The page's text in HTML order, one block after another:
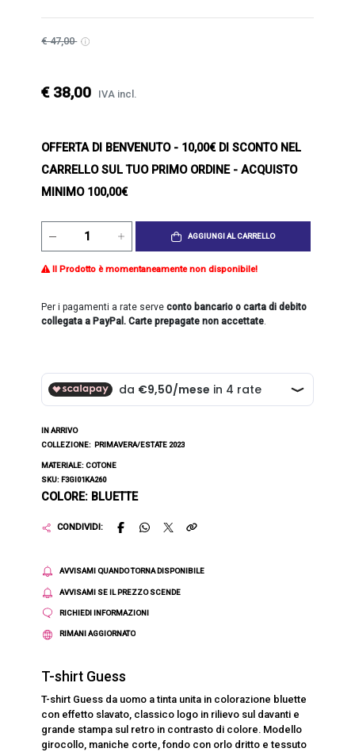
€ 47,00
€ 38,00 IVA incl.
OFFERTA DI BENVENUTO- 10,00€ DI SCONTO NEL
CARRELLO SUL TUO PRIMO ORDINE - ACQUISTO
MINIMO 100,00€
AGGIUNGI AL CARRELLO
Il Prodotto è momentaneamente non disponibile!
Per i pagamenti a rate serveconto bancario o carta di debito
collegata a PayPal. Carte prepagate non accettate.
IN ARRIVO
COLLEZIONE: PRIMAVERA/ESTATE 2023
MATERIALE: COTONE
SKU: F3GI01KA260
COLORE: BLUETTE
CONDIVIDI:
AVVISAMI QUANDO TORNA DISPONIBILE
AVVISAMI SE IL PREZZO SCENDE
RICHIEDI INFORMAZIONI
RIMANI AGGIORNATO
T-shirt Guess
T-shirt Guess da uomo a tinta unita in colorazione bluette
con effetto slavato, classico logo in rilievo sul davanti e
grande stampa sul retro in contrasto di colore. Modello
girocollo, maniche corte, fondo con orlo dritto e tessuto